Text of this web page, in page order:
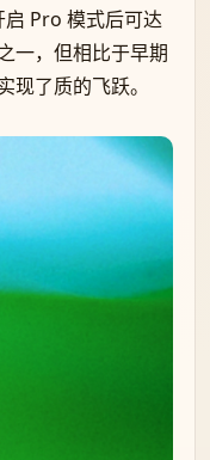
启 Pro 模式后可达
一，但相比于早期
现了质的飞跃。